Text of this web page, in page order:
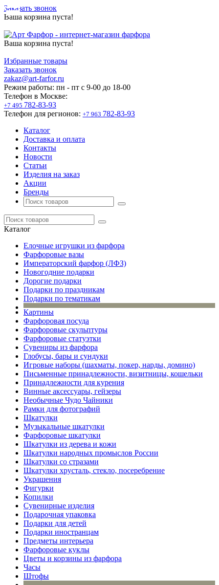
Заказать звонок
Ваша корзина пуста!
Ваша корзина пуста!
Избранные товары
Заказать звонок
zakaz@art-farfor.ru
Режим работы: пн - пт c 9-00 до 18-00
Телефон в Москве:
+7 495 782-83-93
Телефон для регионов: +7 963 782-83-93
Каталог
Доставка и оплата
Контакты
Новости
Статьи
Изделия на заказ
Акции
Бренды
Каталог
Елочные игрушки из фарфора
Фарфоровые вазы
Императорский фарфор (ЛФЗ)
Новогодние подарки
Дорогие подарки
Подарки по праздникам
Подарки по тематикам
Картины
Фарфоровая посуда
Фарфоровые скульптуры
Фарфоровые статуэтки
Сувениры из фарфора
Глобусы, бары и сундуки
Игровые наборы (шахматы, покер, нарды, домино)
Письменные принадлежности, визитницы, кошельки
Принадлежности для курения
Винные аксессуары, гейзеры
Необычные Чудо Чайники
Рамки для фотографий
Шкатулки
Музыкальные шкатулки
Фарфоровые шкатулки
Шкатулки из дерева и кожи
Шкатулки народных промыслов России
Шкатулки со стразами
Шкатулки хрусталь, стекло, посеребрение
Украшения
Фигурки
Копилки
Сувенирные изделия
Подарочная упаковка
Подарки для детей
Подарки иностранцам
Предметы интерьера
Фарфоровые куклы
Цветы и корзины из фарфора
Часы
Штофы